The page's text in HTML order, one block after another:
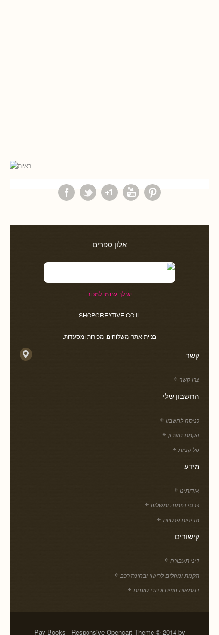
אלון ספרים
יש לך עם מי למכור
SHOPCREATIVE.CO.IL
בניית אתרי משלוחים, מכירות ומסעדות.
קשר
צרו קשר
החשבון שלי
כניסה לחשבון
הקמת חשבון
סל קניות
מידע
אודותינו
פרטי הזמנה ומשלוח
מדיניות פרטיות
קישורים
דיני תעבורה
תקנות ונוהלים לרישוי ובחינת רכב
דוגמאות חוזים וכתבי טענות
Pav Books - Responsive Opencart Theme © 2014 by